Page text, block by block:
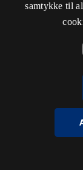
samtykke til